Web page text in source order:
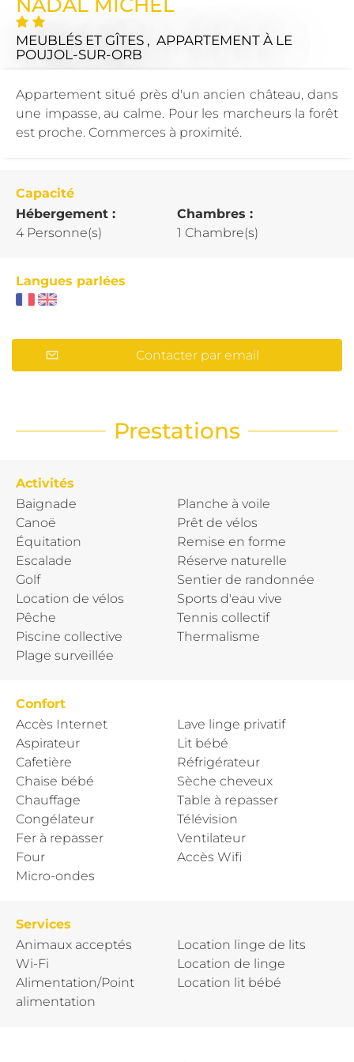
MEUBLÉS ET GÎTES , APPARTEMENT À LE
POUJOL-SUR-ORB
Appartement situé près d'un ancien château, dans
une impasse, au calme. Pour les marcheurs la forêt
est proche. Commerces à proximité.
Capacité
Hébergement :
4 Personne(s)
Chambres :
1 Chambre(s)
Langues parlées
Contacter par email
Prestations
Activités
Baignade
Canoë
Équitation
Escalade
Golf
Location de vélos
Pêche
Piscine collective
Plage surveillée
Planche à voile
Prêt de vélos
Remise en forme
Réserve naturelle
Sentier de randonnée
Sports d'eau vive
Tennis collectif
Thermalisme
Confort
Accès Internet
Aspirateur
Cafetière
Chaise bébé
Chauffage
Congélateur
Fer à repasser
Four
Micro-ondes
Lave linge privatif
Lit bébé
Réfrigérateur
Sèche cheveux
Table à repasser
Télévision
Ventilateur
Accès Wifi
Services
Animaux acceptés
Wi-Fi
Alimentation/Point
alimentation
Location linge de lits
Location de linge
Location lit bébé